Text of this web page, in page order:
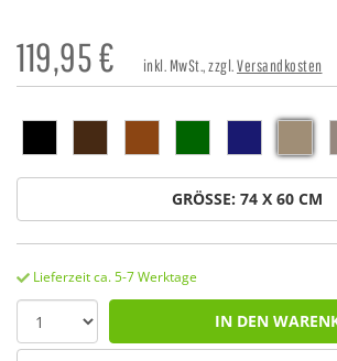
119,95€ inkl. MwSt., zzgl.Versandkosten
GRÖSSE: 74 X 60 CM
Lieferzeit ca. 5-7 Werktage
IN DEN